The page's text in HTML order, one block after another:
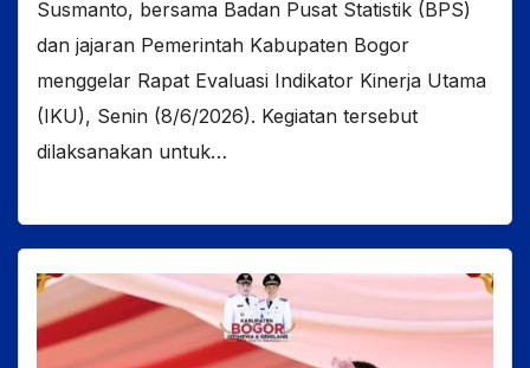
Susmanto, bersama Badan Pusat Statistik (BPS)
dan jajaran Pemerintah Kabupaten Bogor
menggelar Rapat Evaluasi Indikator Kinerja Utama
(IKU), Senin (8/6/2026). Kegiatan tersebut
dilaksanakan untuk…